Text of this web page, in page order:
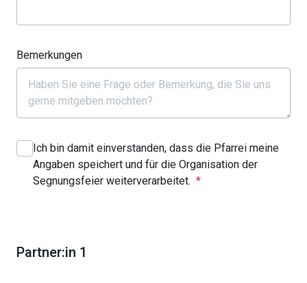
Bemerkungen
Ich bin damit einverstanden, dass die Pfarrei meine
Angaben speichert und für die Organisation der
Segnungsfeier weiterverarbeitet. *
Partner:in 1